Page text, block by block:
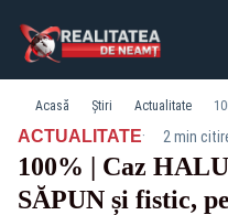
Acasă Știri Actualitate
ACTUALITATE· 2 min
100% | Caz
SĂPUN și fistic,